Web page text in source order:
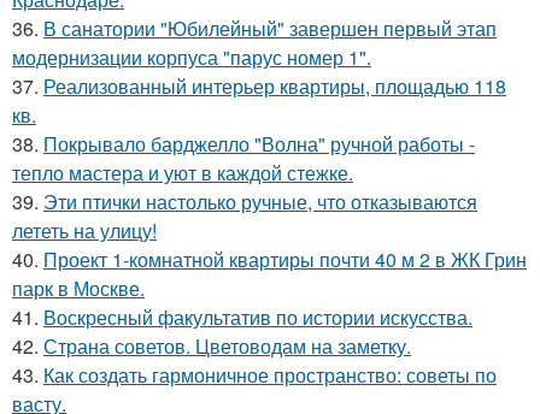
36. В санатории "Юбилейный" завершен первый этап
модернизации корпуса "парус номер 1".
37. Реализованный интерьер квартиры, площадью 118
кв.
38. Покрывало барджелло "Волна" ручной работы -
тепло мастера и уют в каждой стежке.
39. Эти птички настолько ручные, что отказываются
лететь на улицу!
40. Проект 1-комнатной квартиры почти 40 м 2 в ЖК Грин
парк в Москве.
41. Воскресный факультатив по истории искусства.
42. Страна советов. Цветоводам на заметку.
43. Как создать гармоничное пространство: советы по
васту.